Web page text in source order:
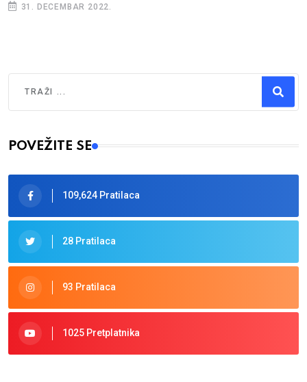
31. DECEMBAR 2022.
Type 2 or more characters for results.
POVEŽITE SE
109,624 Pratilaca
28 Pratilaca
93 Pratilaca
1025 Pretplatnika